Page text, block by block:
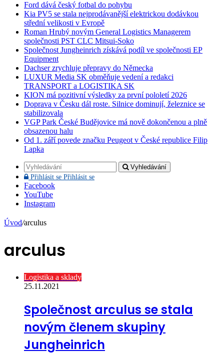
Ford dává český fotbal do pohybu
Kia PV5 se stala nejprodávanější elektrickou dodávkou
střední velikosti v Evropě
Roman Hrubý novým General Logistics Managerem
společnosti PST CLC Mitsui-Soko
Společnost Jungheinrich získává podíl ve společnosti EP
Equipment
Dachser zrychluje přepravy do Německa
LUXUR Media SK obměňuje vedení a redakci
TRANSPORT a LOGISTIKA SK
KION má pozitivní výsledky za první pololetí 2026
Doprava v Česku dál roste. Silnice dominují, železnice se
stabilizovala
VGP Park České Budějovice má nově dokončenou a plně
obsazenou halu
Od 1. září povede značku Peugeot v České republice Filip
Lapka
Vyhledávání
Přihlásit se Přihlásit se
Facebook
YouTube
Instagram
Úvod/arculus
arculus
Logistika a sklady
25.11.2021
Společnost arculus se stala
novým členem skupiny
Jungheinrich